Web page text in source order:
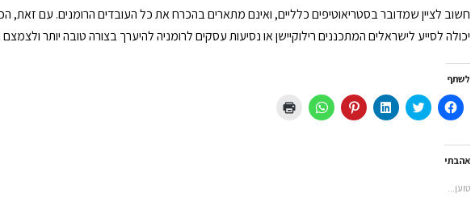
חשוב לציין שמדובר בסטריאוטיפים כלליים, ואינם מתארים בהכרח את כל העובדים הרומנים. עם זאת,
יכולה לסייע לישראלים המתכננים רילוקיישן או נסיעות עסקים לרומניה להיערך בצורה טובה יותר
לשתף
לחיצה
לשיתוף
לחצו
כדי
לחצו
כדי
לחץ
כדי
לחיצה
לשיתוף
אהבתי
טוען...